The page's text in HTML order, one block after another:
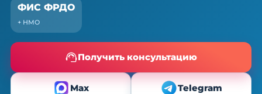
ФИС ФРДО
+ НМО
Получить консультацию
Max Telegram